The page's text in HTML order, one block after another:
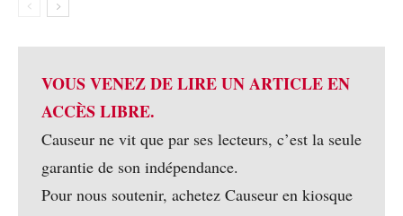
VOUS VENEZ DE LIRE UN ARTICLE EN
ACCÈS LIBRE.
Causeur ne vit que par ses lecteurs, c’est la seule
garantie de son indépendance.
Pour nous soutenir, achetez Causeur en kiosque